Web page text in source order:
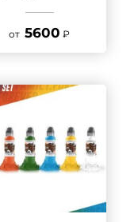
от 5600 ₽